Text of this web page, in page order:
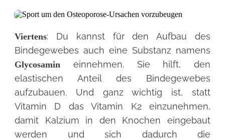
Viertens: Du kannst für den Aufbau des
Bindegewebes auch eine Substanz namens
Glycosamin einnehmen. Sie hilft, den
elastischen Anteil des Bindegewebes
aufzubauen. Und ganz wichtig ist, statt
Vitamin D das Vitamin K2 einzunehmen,
damit Kalzium in den Knochen eingebaut
werden und sich dadurch die